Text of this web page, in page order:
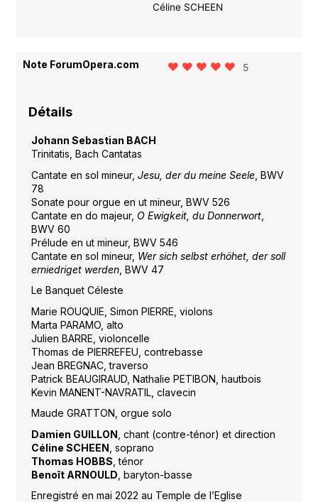
Céline SCHEEN
Note ForumOpera.com 5
Détails
Johann Sebastian BACH
Trinitatis, Bach Cantatas
Cantate en sol mineur, Jesu, der du meine Seele, BWV
78
Sonate pour orgue en ut mineur, BWV 526
Cantate en do majeur, O Ewigkeit, du Donnerwort,
BWV 60
Prélude en ut mineur, BWV 546
Cantate en sol mineur, Wer sich selbst erhöhet, der soll
erniedriget werden, BWV 47
Le Banquet Céleste
Marie ROUQUIE, Simon PIERRE, violons
Marta PARAMO, alto
Julien BARRE, violoncelle
Thomas de PIERREFEU, contrebasse
Jean BREGNAC, traverso
Patrick BEAUGIRAUD, Nathalie PETIBON, hautbois
Kevin MANENT-NAVRATIL, clavecin
Maude GRATTON, orgue solo
Damien GUILLON , chant (contre-ténor) et direction
Céline SCHEEN , soprano
Thomas HOBBS , ténor
Benoît ARNOULD , baryton-basse
Enregistré en mai 2022 au Temple de l’Eglise